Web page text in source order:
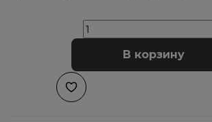
В корзину